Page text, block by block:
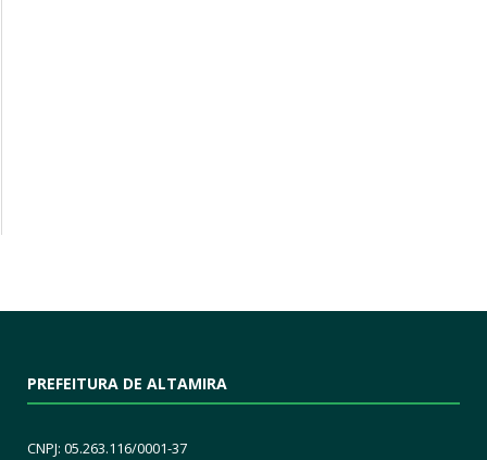
PREFEITURA DE ALTAMIRA
CNPJ: 05.263.116/0001-37